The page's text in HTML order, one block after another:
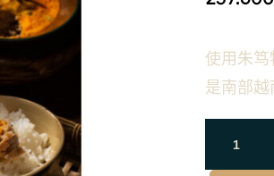
使用朱笃
是南部越